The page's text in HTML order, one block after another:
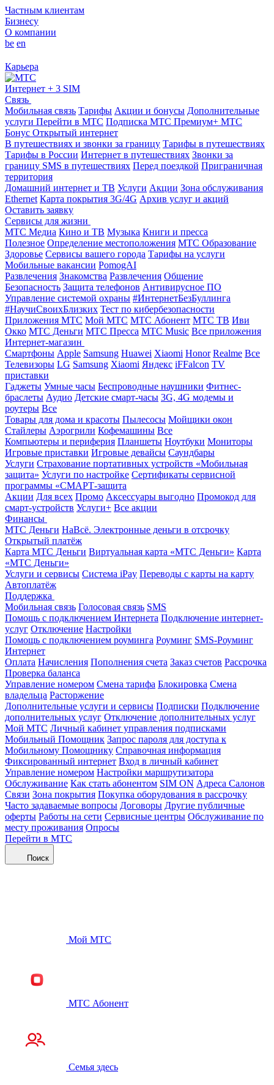
Частным клиентам
Бизнесу
О компании
be en
Карьера
Интернет + 3 SIM
Связь
Мобильная связь Тарифы Акции и бонусы Дополнительные
услуги Перейти в МТС Подписка МТС Премиум+ МТС
Бонус Открытый интернет
В путешествиях и звонки за границу Тарифы в путешествиях
Тарифы в России Интернет в путешествиях Звонки за
границу SMS в путешествиях Перед поездкой Приграничная
территория
Домашний интернет и ТВ Услуги Акции Зона обслуживания
Ethernet Карта покрытия 3G/4G Архив услуг и акций
Оставить заявку
Сервисы для жизни
МТС Медиа Кино и ТВ Музыка Книги и пресса
Полезное Определение местоположения МТС Образование
Здоровье Сервисы вашего города Тарифы на услуги
Мобильные вакансии PomogAI
Развлечения Знакомства Развлечения Общение
Безопасность Защита телефонов Антивирусное ПО
Управление системой охраны #ИнтернетБезБуллинга
#НаучиСвоихБлизких Тест по кибербезопасности
Приложения МТС Мой МТС МТС Абонент МТС ТВ Иви
Окко МТС Деньги МТС Пресса МТС Music Все приложения
Интернет-магазин
Смартфоны Apple Samsung Huawei Xiaomi Honor Realme Все
Телевизоры LG Samsung Xiaomi Яндекс iFFalcon TV
приставки
Гаджеты Умные часы Беспроводные наушники Фитнес-
браслеты Аудио Детские смарт-часы 3G, 4G модемы и
роутеры Все
Товары для дома и красоты Пылесосы Мойщики окон
Стайлеры Аэрогрили Кофемашины Все
Компьютеры и периферия Планшеты Ноутбуки Мониторы
Игровые приставки Игровые девайсы Саундбары
Услуги Страхование портативных устройств «Мобильная
защита» Услуги по настройке Сертификаты сервисной
программы «СМАРТ-защита
Акции Для всех Промо Аксессуары выгодно Промокод для
смарт-устройств Услуги+ Все акции
Финансы
МТС Деньги НаВсё. Электронные деньги в отсрочку
Открытый платёж
Карта МТС Деньги Виртуальная карта «МТС Деньги» Карта
«МТС Деньги»
Услуги и сервисы Система iPay Переводы с карты на карту
Автоплатёж
Поддержка
Мобильная связь Голосовая связь SMS
Помощь с подключением Интернета Подключение интернет-
услуг Отключение Настройки
Помощь с подключением роуминга Роуминг SMS-Роуминг
Интернет
Оплата Начисления Пополнения счета Заказ счетов Рассрочка
Проверка баланса
Управление номером Смена тарифа Блокировка Смена
владельца Расторжение
Дополнительные услуги и сервисы Подписки Подключение
дополнительных услуг Отключение дополнительных услуг
Мой МТС Личный кабинет управления подписками
Мобильный Помощник Запрос пароля для доступа к
Мобильному Помощнику Справочная информация
Фиксированный интернет Вход в личный кабинет
Управление номером Настройки маршрутизатора
Обслуживание Как стать абонентом SIM ON Адреса Салонов
Связи Зона покрытия Покупка оборудования в рассрочку
Часто задаваемые вопросы Договоры Другие публичные
оферты Работы на сети Сервисные центры Обслуживание по
месту проживания Опросы
Перейти в МТС
Поиск
Мой МТС
МТС Абонент
Семья здесь